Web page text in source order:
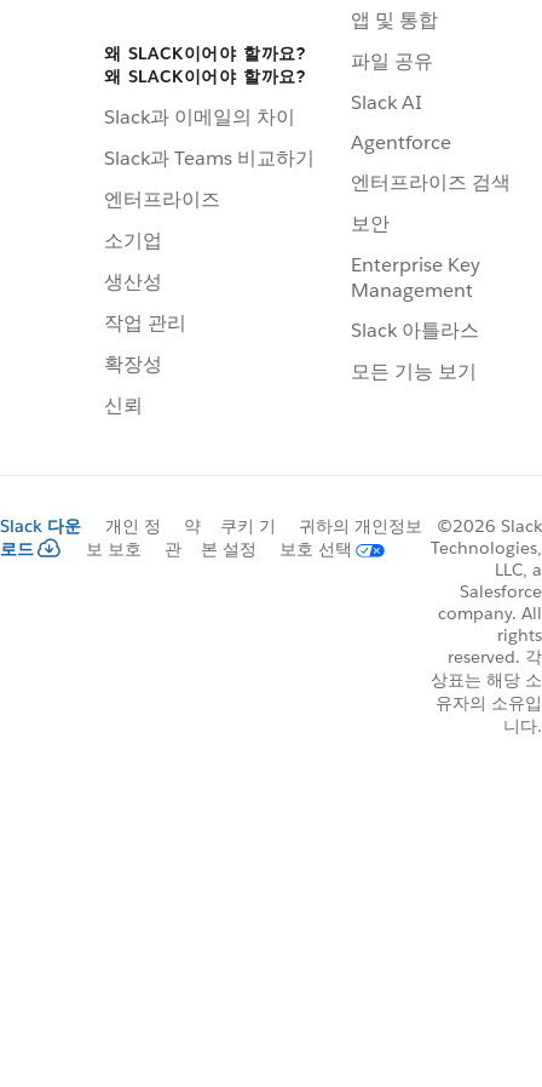
왜 SLACK이어야 할까요?
왜 SLACK이어야 할까요?
Slack과 이메일의 차이
Slack과 Teams 비교하기
엔터프라이즈
소기업
생산성
작업 관리
확장성
신뢰
앱 및 통합
파일 공유
Slack AI
Agentforce
엔터프라이즈 검색
보안
Enterprise Key
Management
Slack 아틀라스
모든 기능 보기
Slack 다운
로드
개인 정
보 보호
약
관
쿠키 기
본 설정
귀하의 개인정보
보호 선택
©2026 Slack
Technologies,
LLC, a
Salesforce
company. All
rights
reserved. 각
상표는 해당 소
유자의 소유입
니다.